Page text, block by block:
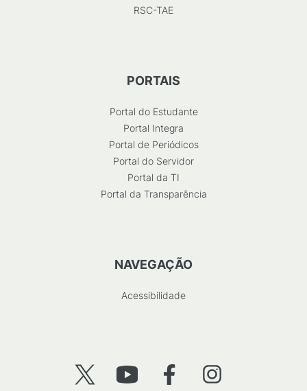
RSC-TAE
PORTAIS
Portal do Estudante
Portal Integra
Portal de Periódicos
Portal do Servidor
Portal da TI
Portal da Transparência
NAVEGAÇÃO
Acessibilidade